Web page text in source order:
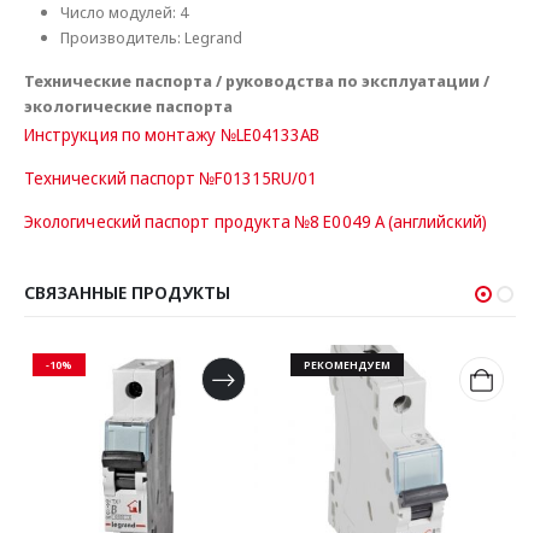
Число модулей: 4
Производитель: Legrand
Технические паспорта / руководства по эксплуатации /
экологические паспорта
Инструкция по монтажу №LE04133AB
Технический паспорт №F01315RU/01
Экологический паспорт продукта №8 E0049 A (английский)
СВЯЗАННЫЕ ПРОДУКТЫ
-10% РЕКОМЕНДУЕМ